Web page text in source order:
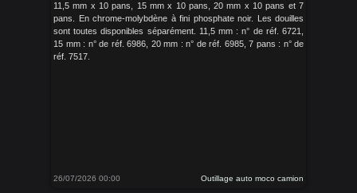
11,5 mm x 10 pans, 15 mm x 10 pans, 20 mm x 10 pans et 7
pans. En chrome-molybdène à fini phosphate noir. Les douilles
sont toutes disponibles séparément. 11,5 mm : n° de réf. 6721,
15 mm : n° de réf. 6986, 20 mm : n° de réf. 6985, 7 pans : n° de
réf. 7517.
26/07/2026 00:00 Outillage auto moco camion